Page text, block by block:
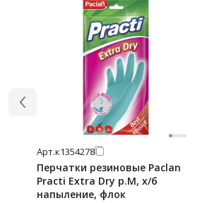
Арт.к1354278
Перчатки резиновые Paclan
Practi Extra Dry р.M, х/б
напыление, флок